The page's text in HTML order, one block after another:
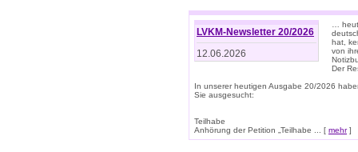
LVKM-Newsletter 20/2026
12.06.2026
…
hat,
von
Der
In unserer heutigen Ausgabe 20/2026
Sie ausgesucht:
Teilhabe
Anhörung der Petition „Teilhabe ... [ mehr]